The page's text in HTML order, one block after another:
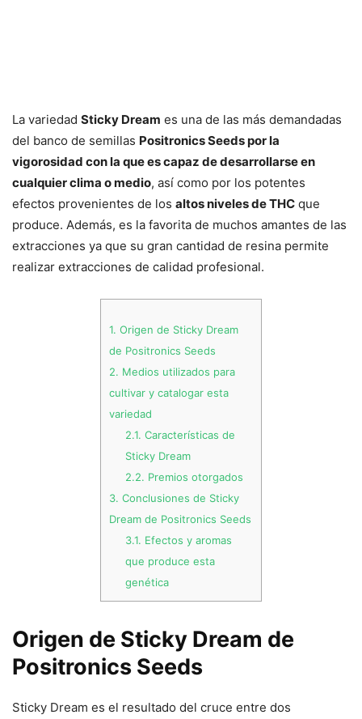
La variedad Sticky Dream es una de las más demandadas
del banco de semillas Positronics Seeds por la
vigorosidad con la que es capaz de desarrollarse en
cualquier clima o medio, así como por los potentes
efectos provenientes de los altos niveles de THC que
produce. Además, es la favorita de muchos amantes de las
extracciones ya que su gran cantidad de resina permite
realizar extracciones de calidad profesional.
1. Origen de Sticky Dream
de Positronics Seeds
2. Medios utilizados para
cultivar y catalogar esta
variedad
2.1. Características de
Sticky Dream
2.2. Premios otorgados
3. Conclusiones de Sticky
Dream de Positronics Seeds
3.1. Efectos y aromas
que produce esta
genética
Origen de Sticky Dream de
Positronics Seeds
Sticky Dream es el resultado del cruce entre dos